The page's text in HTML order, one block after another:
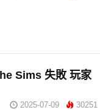
Sims 失敗 玩家
2025-07-09 30251